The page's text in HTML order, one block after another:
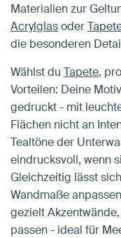
Materialien zur
Acrylglasoder
die besonderen
Wählst du Tapete,
Vorteilen: Deine
gedruckt - mit
Flächen nicht an
Tealtöne der
eindrucksvoll, wenn
Gleichzeitig lässt
Wandmaße
gezielt
passen - ideal für